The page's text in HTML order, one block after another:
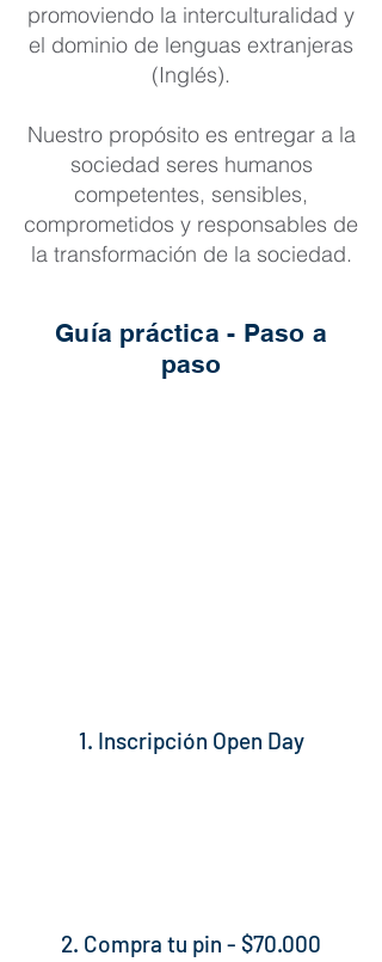
promoviendo la interculturalidad y
el dominio de lenguas extranjeras
(Inglés).
Nuestro propósito es entregar a la
sociedad seres humanos
competentes, sensibles,
comprometidos y responsables de
la transformación de la sociedad.
Guía práctica - Paso a
paso
1. Inscripción Open Day
2. Compra tu pin - $70.000